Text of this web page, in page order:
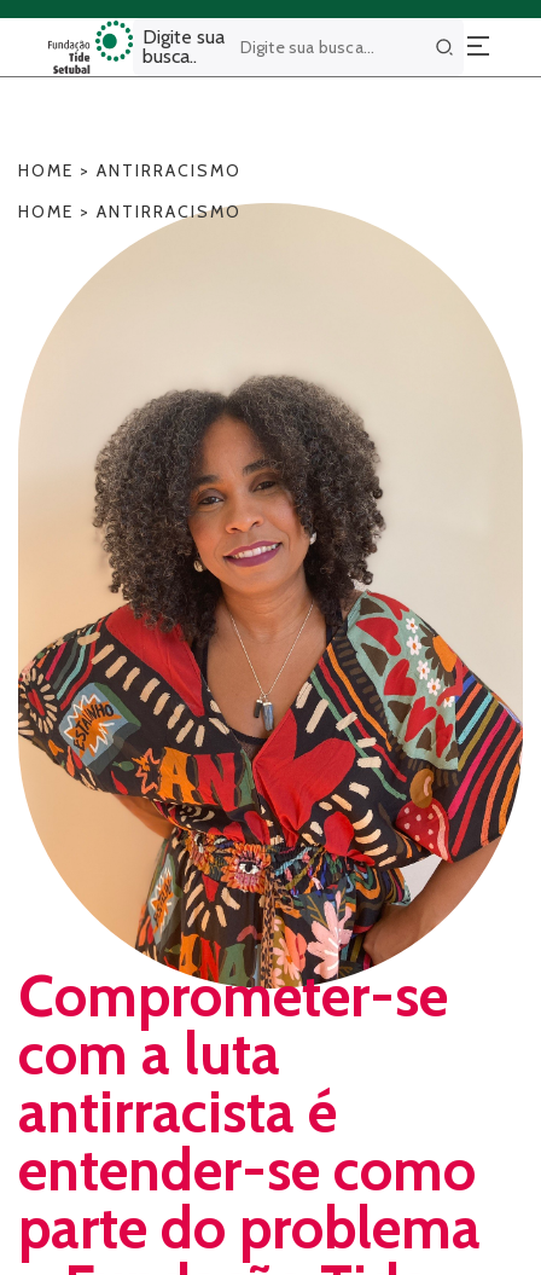
Digite sua
busca..
Buscar
HOME > ANTIRRACISMO
HOME > ANTIRRACISMO
Comprometer-se
com a luta
antirracista é
entender-se como
parte do problema